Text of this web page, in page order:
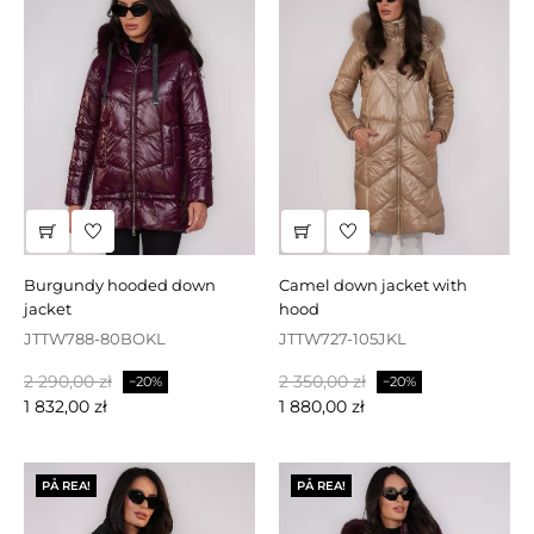
burgundy hooded down
jacket
JTTW788-80BOKL
Baspris
2 290,00 zł −20%
1 832,00 zł
camel down jacket with
hood
JTTW727-105JKL
Baspris
2 350,00 zł −20%
1 880,00 zł
PÅ REA! PÅ REA!